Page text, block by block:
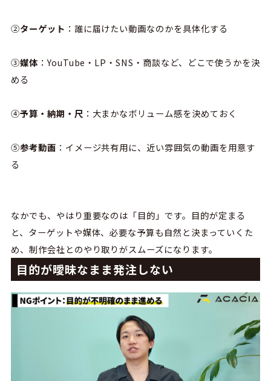
②ターゲット ：誰に届けたい動画なのかを具体化する
③媒体 ：YouTube・LP・SNS・商談など、どこで使うかを決
める
④予算・納期・尺 ：大まかなボリューム感を決めておく
⑤参考動画 ：イメージ共有用に、近い雰囲気の動画を用意す
る
なかでも、やはり重要なのは「目的」です。目的が定まる
と、ターゲットや媒体、必要な予算も自然と決まっていくた
め、制作会社とのやり取りがスムーズになります。
目的が曖昧なまま発注しない